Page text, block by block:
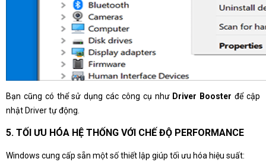
Bạn cũng có thể sử dụng các công cụ như Driver Booster để cập
nhật Driver tự động.
5. TỐI ƯU HÓA HỆ THỐNG VỚI CHẾ ĐỘ PERFORMANCE
Windows cung cấp sẵn một số thiết lập giúp tối ưu hóa hiệu suất: